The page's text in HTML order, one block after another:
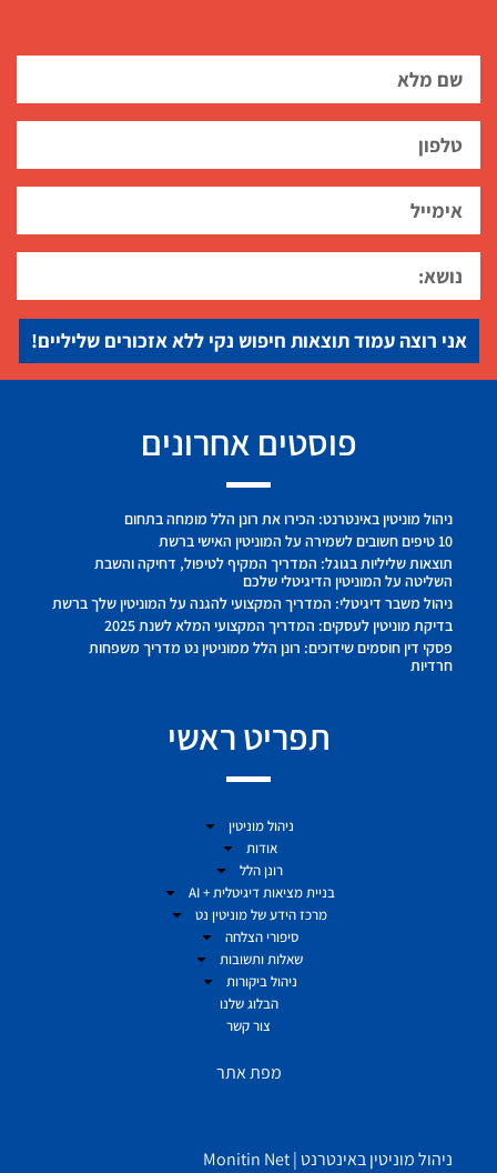
אני רוצה עמוד תוצאות חיפוש נקי ללא אזכורים שליליים!
פוסטים אחרונים
ניהול מוניטין באינטרנט: הכירו את רונן הלל מומחה בתחום
10 טיפים חשובים לשמירה על המוניטין האישי ברשת
תוצאות שליליות בגוגל: המדריך המקיף לטיפול, דחיקה והשבת
השליטה על המוניטין הדיגיטלי שלכם
ניהול משבר דיגיטלי: המדריך המקצועי להגנה על המוניטין שלך ברשת
בדיקת מוניטין לעסקים: המדריך המקצועי המלא לשנת 2025
פסקי דין חוסמים שידוכים: רונן הלל ממוניטין נט מדריך משפחות
חרדיות
תפריט ראשי
ניהול מוניטין
אודות
רונן הלל
בניית מציאות דיגיטלית + AI
מרכז הידע של מוניטין נט
סיפורי הצלחה
שאלות ותשובות
ניהול ביקורות
הבלוג שלנו
צור קשר
מפת אתר
ניהול מוניטין באינטרנט | Monitin Net